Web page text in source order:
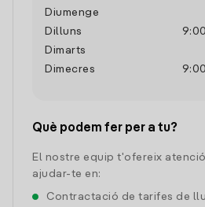
Diumenge
Dilluns
9:00
Dimarts
Dimecres
9:00
Què podem fer per a tu?
El nostre equip t'ofereix
ajudar-te en:
Contractació de tarifes de